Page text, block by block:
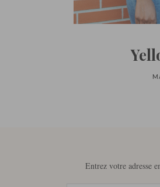
Entrez votre adresse